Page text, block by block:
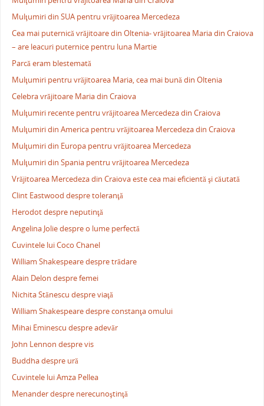
Mulţumiri din SUA pentru vrăjitoarea Mercedeza
Cea mai puternică vrăjitoare din Oltenia- vrăjitoarea Maria din Craiova
– are leacuri puternice pentru luna Martie
Parcă eram blestemată
Mulţumiri pentru vrăjitoarea Maria, cea mai bună din Oltenia
Celebra vrăjitoare Maria din Craiova
Mulţumiri recente pentru vrăjitoarea Mercedeza din Craiova
Mulţumiri din America pentru vrăjitoarea Mercedeza din Craiova
Mulţumiri din Europa pentru vrăjitoarea Mercedeza
Mulţumiri din Spania pentru vrăjitoarea Mercedeza
Vrăjitoarea Mercedeza din Craiova este cea mai eficientă şi căutată
Clint Eastwood despre toleranţă
Herodot despre neputinţă
Angelina Jolie despre o lume perfectă
Cuvintele lui Coco Chanel
William Shakespeare despre trădare
Alain Delon despre femei
Nichita Stănescu despre viaţă
William Shakespeare despre constanţa omului
Mihai Eminescu despre adevăr
John Lennon despre vis
Buddha despre ură
Cuvintele lui Amza Pellea
Menander despre nerecunoştinţă